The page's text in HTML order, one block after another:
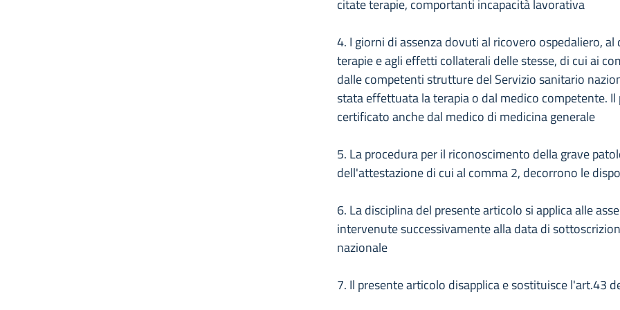
citate terapie, comportanti incapacità lavorativa
4. I giorni di assenza dovuti al ricovero ospedaliero,
terapie e agli effetti collaterali delle stesse, di cui ai
dalle competenti strutture del Servizio sanitario
stata effettuata la terapia o dal medico competente.
certificato anche dal medico di medicina generale
5. La procedura per il riconoscimento della grave
dell'attestazione di cui al comma 2, decorrono le
6. La disciplina del presente articolo si applica alle
intervenute successivamente alla data di
nazionale
7. Il presente articolo disapplica e sostituisce l'art.43